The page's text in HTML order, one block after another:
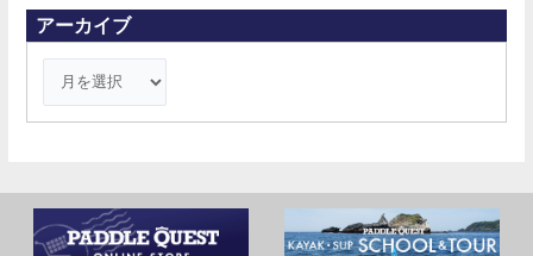
象
アーカイブ